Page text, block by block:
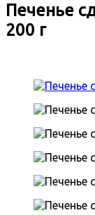
Печенье
200 г